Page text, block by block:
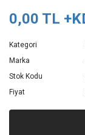
0,00 TL
Kategori
Marka
Stok Kodu
Fiyat